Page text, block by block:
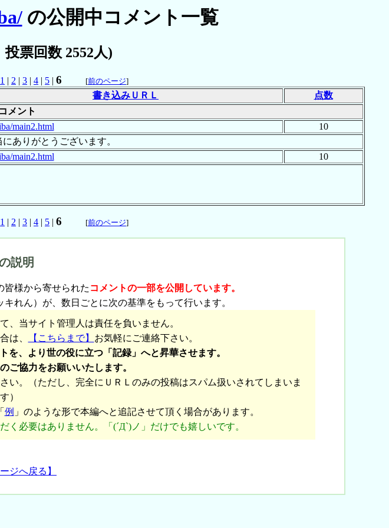
の公開中コメント一覧
票回数 2552人)
1 | 2 | 3 | 4 | 5 | 6 [前のページ]
書き込みＵＲＬ
点数
コメント
main2.html
10
ありがとうございます。
main2.html
10
1 | 2 | 3 | 4 | 5 | 6 [前のページ]
説明
皆様から寄せられた コメントの一部を公開しています。
れん）が、数日ごとに次の基準をもって行います。
当サイト管理人は責任を負いません。
は、
【こちらまで】 お気軽にご連絡下さい。
、より世の役に立つ「記録」へと昇華させます。
ご協力をお願いいたします。
。（ただし、完全にＵＲＬのみの投稿はスパム扱いされてしまいま
す）
例 」のような形で本編へと追記させて頂く場合があります。
必要はありません。「(´Д`)ノ」だけでも嬉しいです。
ジへ戻る】